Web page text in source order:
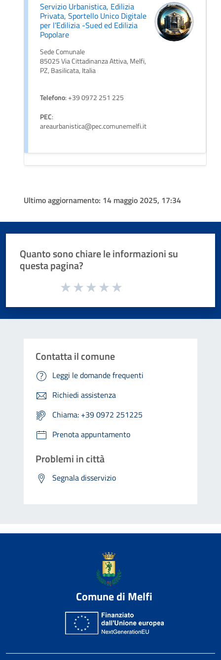
Servizio Urbanistica, Edilizia
Privata, Sportello Unico Digitale
per l’Edilizia -Sued ed Edilizia
Popolare
Sede Comunale
85025 Via Cittadinanza Attiva, Melfi,
PZ, Basilicata, Italia
Telefono: +39 0972 251 225
PEC:
areaurbanistica@pec.comunemelfi.it
Ultimo aggiornamento: 14 maggio 2025, 17:34
Quanto sono chiare le informazioni su
questa pagina?
Valuta da 1 a 5 stelle la pagina
Contatta il comune
Leggi le domande frequenti
Richiedi assistenza
Chiama: +39 0972 251225
Prenota appuntamento
Problemi in città
Segnala disservizio
Comune di Melfi